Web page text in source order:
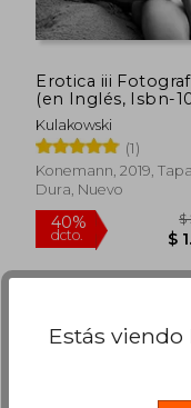
50%
Erotica iii
(en Inglés, Isbn-
3741919934, Isbn-
978-3741919930)
Kulakowski
(1)
Konemann, 2019, Tapa
Dura, Nuevo
Estás viendo